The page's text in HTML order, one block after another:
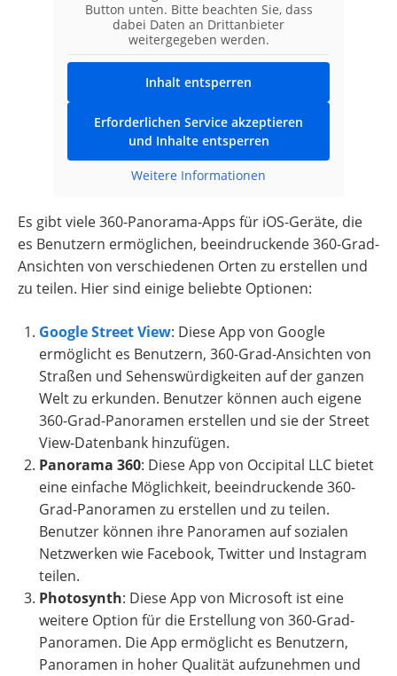
Button unten. Bitte beachten Sie, dass
dabei Daten an Drittanbieter
weitergegeben werden.
Inhalt entsperren
Erforderlichen Service akzeptieren
und Inhalte entsperren
Weitere Informationen
Es gibt viele 360-Panorama-Apps für iOS-Geräte, die
es Benutzern ermöglichen, beeindruckende 360-Grad-
Ansichten von verschiedenen Orten zu erstellen und
zu teilen. Hier sind einige beliebte Optionen:
Google Street View: Diese App von Google
ermöglicht es Benutzern, 360-Grad-Ansichten von
Straßen und Sehenswürdigkeiten auf der ganzen
Welt zu erkunden. Benutzer können auch eigene
360-Grad-Panoramen erstellen und sie der Street
View-Datenbank hinzufügen.
Panorama 360: Diese App von Occipital LLC bietet
eine einfache Möglichkeit, beeindruckende 360-
Grad-Panoramen zu erstellen und zu teilen.
Benutzer können ihre Panoramen auf sozialen
Netzwerken wie Facebook, Twitter und Instagram
teilen.
Photosynth: Diese App von Microsoft ist eine
weitere Option für die Erstellung von 360-Grad-
Panoramen. Die App ermöglicht es Benutzern,
Panoramen in hoher Qualität aufzunehmen und